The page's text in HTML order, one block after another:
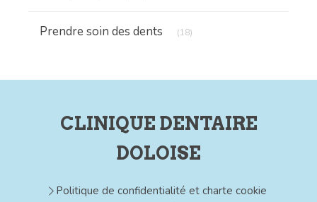
Prendre soin des dents (18)
CLINIQUE DENTAIRE
DOLOISE
Politique de confidentialité et charte cookie